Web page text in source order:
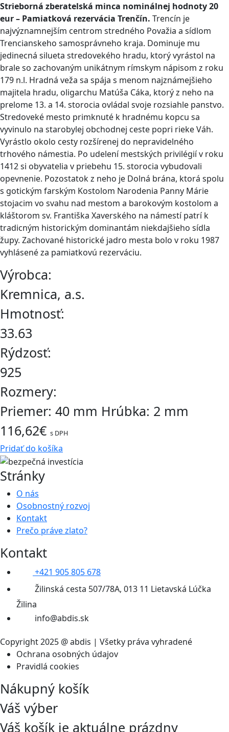
Strieborná zberatelská minca nominálnej hodnoty 20
eur – Pamiatková rezervácia Trenčín. Trencín je
najvýznamnejším centrom stredného Považia a sídlom
Trencianskeho samosprávneho kraja. Dominuje mu
jedinecná silueta stredovekého hradu, ktorý vyrástol na
brale so zachovaným unikátnym rímskym nápisom z roku
179 n.l. Hradná veža sa spája s menom najznámejšieho
majitela hradu, oligarchu Matúša Cáka, ktorý z neho na
prelome 13. a 14. storocia ovládal svoje rozsiahle panstvo.
Stredoveké mesto primknuté k hradnému kopcu sa
vyvinulo na starobylej obchodnej ceste popri rieke Váh.
Vyrástlo okolo cesty rozšírenej do nepravidelného
trhového námestia. Po udelení mestských privilégií v roku
1412 si obyvatelia v priebehu 15. storocia vybudovali
opevnenie. Pozostatok z neho je Dolná brána, ktorá spolu
s gotickým farským Kostolom Narodenia Panny Márie
stojacim vo svahu nad mestom a barokovým kostolom a
kláštorom sv. Františka Xaverského na námestí patrí k
tradicným historickým dominantám niekdajšieho sídla
župy. Zachované historické jadro mesta bolo v roku 1987
vyhlásené za pamiatkovú rezerváciu.
Výrobca:
Kremnica, a.s.
Hmotnosť:
33.63
Rýdzosť:
925
Rozmery:
Priemer: 40 mm Hrúbka: 2 mm
116,62€ s DPH
Pridať do košíka
Stránky
O nás
Osobnostný rozvoj
Kontakt
Prečo práve zlato?
Kontakt
+421 905 805 678
Žilinská cesta 507/78A, 013 11 Lietavská Lúčka
Žilina
info@abdis.sk
Copyright 2025 @ abdis | Všetky práva vyhradené
Ochrana osobných údajov
Pravidlá cookies
Nákupný košík
Váš výber
Váš košík je aktuálne prázdny